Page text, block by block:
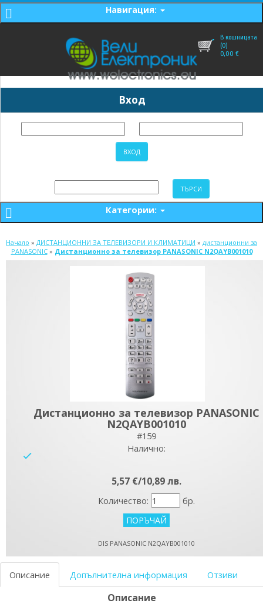
Навигация:
В кошницата
(0)
0,00 €
Вход
Категории:
Начало » ДИСТАНЦИОННИ ЗА ТЕЛЕВИЗОРИ И КЛИМАТИЦИ » дистанционни за
PANASONIC» Дистанционно за телевизор PANASONIC N2QAYB001010
Дистанционно за телевизор PANASONIC
N2QAYB001010
#159
Налично:
5,57 €/10,89 лв.
Количество: бр.
DIS PANASONIC N2QAYB001010
Описание Допълнителна информация Отзиви
Описание